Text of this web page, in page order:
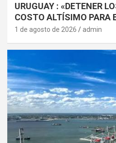
URUGUAY : «DETENER
COSTO ALTÍSIMO PARA
1 de agosto de 2026 admin